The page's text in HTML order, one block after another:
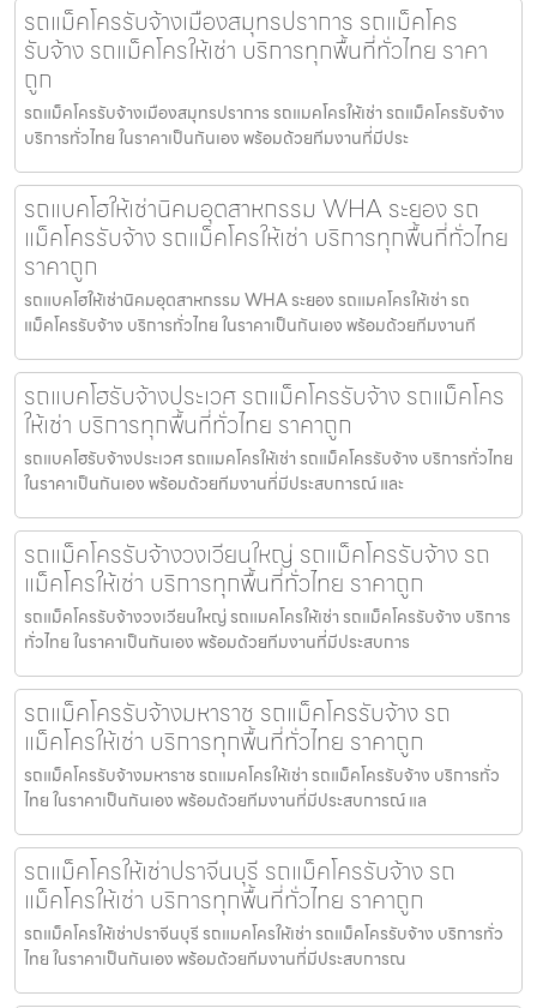
รถแม็คโครรับจ้างเมืองสมุทรปราการ รถแม็คโคร
รับจ้าง รถแม็คโครให้เช่า บริการทุกพื้นที่ทั่วไทย ราคา
ถูก
รถแม็คโครรับจ้างเมืองสมุทรปราการ รถแมคโครให้เช่า รถแม็คโครรับจ้าง
บริการทั่วไทย ในราคาเป็นกันเอง พร้อมด้วยทีมงานที่มีประ
รถแบคโฮให้เช่านิคมอุตสาหกรรม WHA ระยอง รถ
แม็คโครรับจ้าง รถแม็คโครให้เช่า บริการทุกพื้นที่ทั่วไทย
ราคาถูก
รถแบคโฮให้เช่านิคมอุตสาหกรรม WHA ระยอง รถแมคโครให้เช่า รถ
แม็คโครรับจ้าง บริการทั่วไทย ในราคาเป็นกันเอง พร้อมด้วยทีมงานที
รถแบคโฮรับจ้างประเวศ รถแม็คโครรับจ้าง รถแม็คโคร
ให้เช่า บริการทุกพื้นที่ทั่วไทย ราคาถูก
รถแบคโฮรับจ้างประเวศ รถแมคโครให้เช่า รถแม็คโครรับจ้าง บริการทั่วไทย
ในราคาเป็นกันเอง พร้อมด้วยทีมงานที่มีประสบการณ์ และ
รถแม็คโครรับจ้างวงเวียนใหญ่ รถแม็คโครรับจ้าง รถ
แม็คโครให้เช่า บริการทุกพื้นที่ทั่วไทย ราคาถูก
รถแม็คโครรับจ้างวงเวียนใหญ่ รถแมคโครให้เช่า รถแม็คโครรับจ้าง บริการ
ทั่วไทย ในราคาเป็นกันเอง พร้อมด้วยทีมงานที่มีประสบการ
รถแม็คโครรับจ้างมหาราช รถแม็คโครรับจ้าง รถ
แม็คโครให้เช่า บริการทุกพื้นที่ทั่วไทย ราคาถูก
รถแม็คโครรับจ้างมหาราช รถแมคโครให้เช่า รถแม็คโครรับจ้าง บริการทั่ว
ไทย ในราคาเป็นกันเอง พร้อมด้วยทีมงานที่มีประสบการณ์ แล
รถแม็คโครให้เช่าปราจีนบุรี รถแม็คโครรับจ้าง รถ
แม็คโครให้เช่า บริการทุกพื้นที่ทั่วไทย ราคาถูก
รถแม็คโครให้เช่าปราจีนบุรี รถแมคโครให้เช่า รถแม็คโครรับจ้าง บริการทั่ว
ไทย ในราคาเป็นกันเอง พร้อมด้วยทีมงานที่มีประสบการณ